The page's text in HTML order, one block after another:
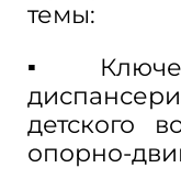
темы:
детского
опорно-